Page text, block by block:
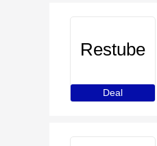
Restube
Deal